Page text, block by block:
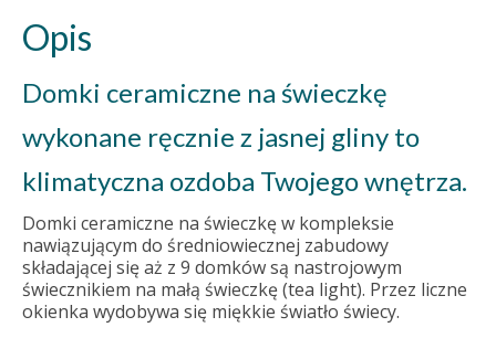
Opis
Domki ceramiczne na świeczkę
wykonane ręcznie z jasnej gliny to
klimatyczna ozdoba Twojego wnętrza.
Domki ceramiczne na świeczkę w kompleksie
nawiązującym do średniowiecznej zabudowy
składającej się aż z 9 domków są nastrojowym
świecznikiem na małą świeczkę (tea light). Przez liczne
okienka wydobywa się miękkie światło świecy.